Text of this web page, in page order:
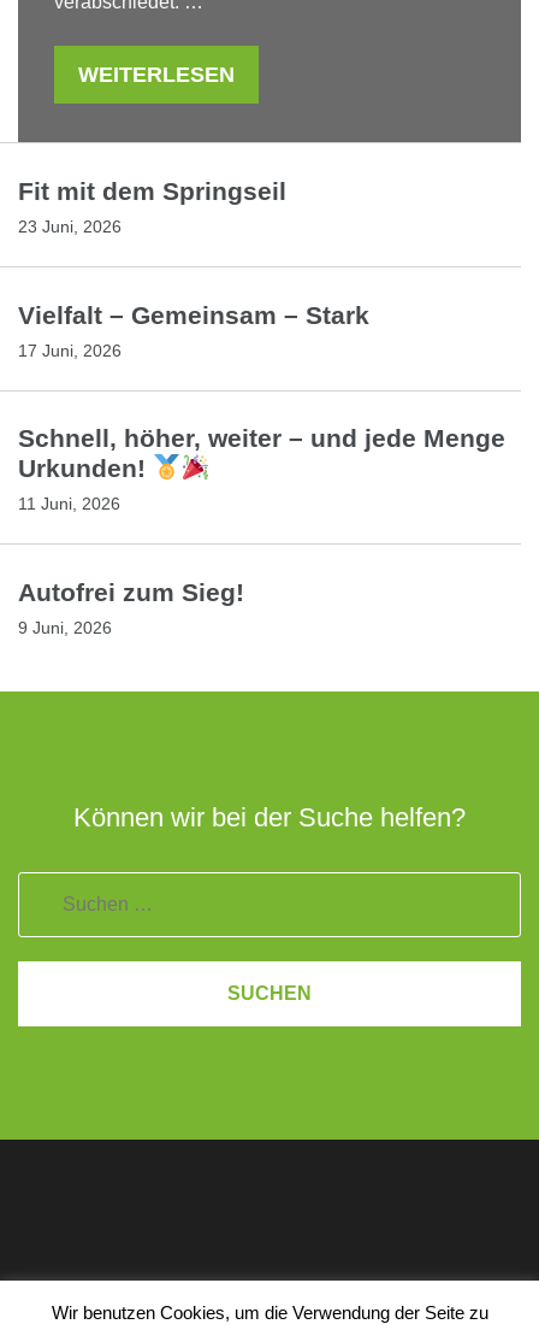
WEITERLESEN
Fit mit dem Springseil
23 Juni, 2026
Vielfalt – Gemeinsam – Stark
17 Juni, 2026
Schnell, höher, weiter – und jede Menge
Urkunden!
11 Juni, 2026
Autofrei zum Sieg!
9 Juni, 2026
Können wir bei der Suche helfen?
Wir benutzen Cookies, um die Verwendung der Seite zu